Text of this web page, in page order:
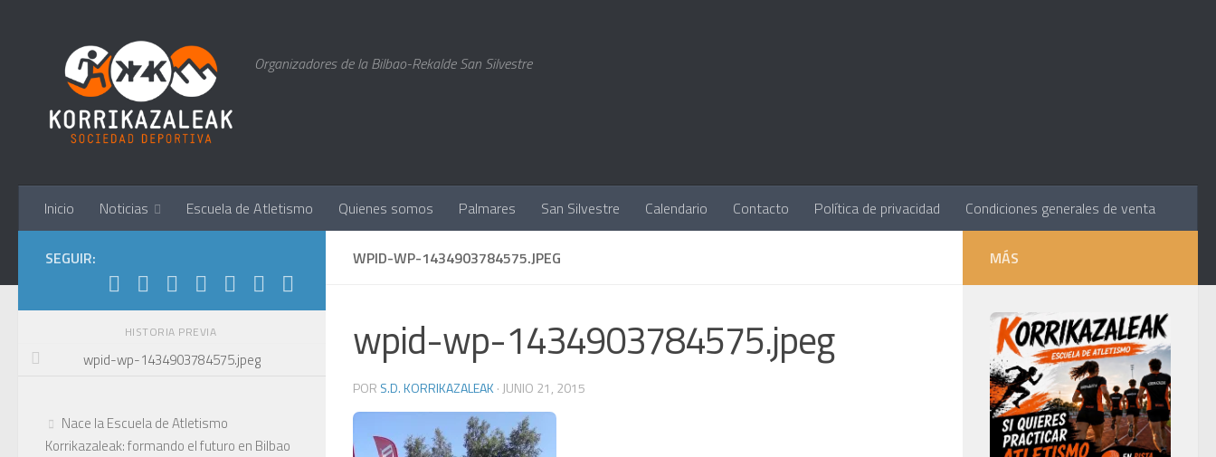
Organizadores de la Bilbao-Rekalde San Silvestre
Inicio Noticias Escuela de Atletismo Quienes somos Palmares San Silvestre Calendario Contacto Política de privacidad Condiciones generales de venta
WPID-WP-1434903784575.JPEG
wpid-wp-1434903784575.jpeg
POR S.D. KORRIKAZALEAK· JUNIO 21, 2015
SEGUIR:
HISTORIA PREVIA
wpid-wp-1434903784575.jpeg
Nace la Escuela de Atletismo
Korrikazaleak: formando el futuro en Bilbao
MÁS